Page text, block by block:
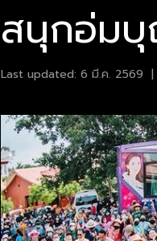
สนุกอ่มบุ
Last updated: 6 มี.ค. 2569 |